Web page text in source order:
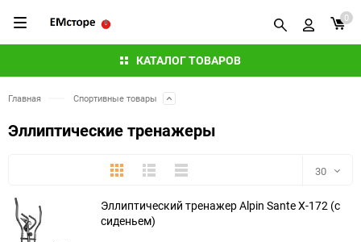
КАТАЛОГ ТОВАРОВ
0
Главная Спортивные товары
Эллиптические тренажеры
ПлиткаПодробноКомпактно 30
30
Эллиптический тренажер Alpin Sante X-172 (с
сиденьем)